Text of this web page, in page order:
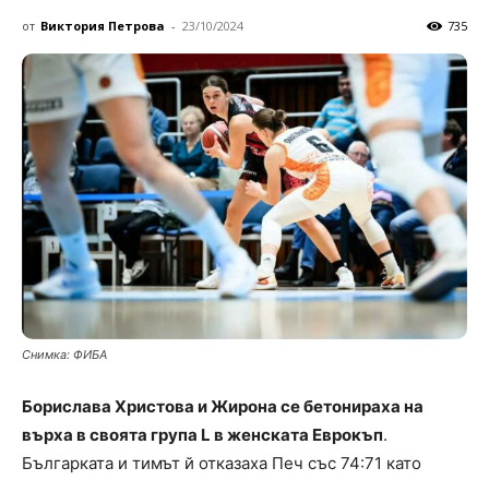
от Виктория Петрова - 23/10/2024 735
Снимка: ФИБА
Борислава Христова и Жирона се бетонираха на
върха в своята група L в женската Еврокъп.
Българката и тимът й отказаха Печ със 74:71 като